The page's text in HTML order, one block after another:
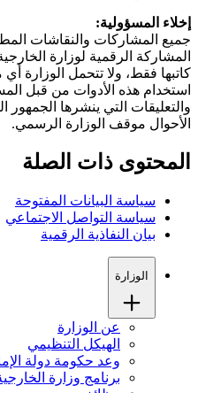
إخلاء المسؤولية:
جميع المشاركات والنقاشات
المشاركة الرقمية لوزارة
كاتبها فقط، ولا تتحمل الوزارة
استخدام هذه الأدوات من قبل
والتعليقات التي ينشرها
الأحوال موقف الوزارة الرسمي.
المحتوى ذات الصلة
سياسة البيانات المفتوحة
سياسة التواصل الاجتماعي
بيان النفاذية الرقمية
الوزارة
عن الوزارة
الهيكل التنظيمي
وعد حكومة دولة
برنامج وزارة